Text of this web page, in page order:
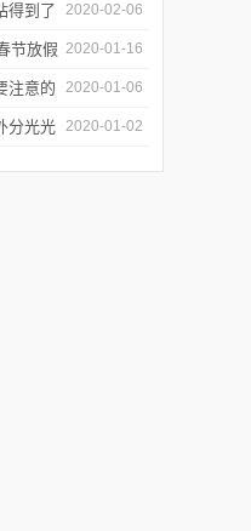
得到了 2020-02-06
节放假 2020-01-16
注意的 2020-01-06
分光光 2020-01-02